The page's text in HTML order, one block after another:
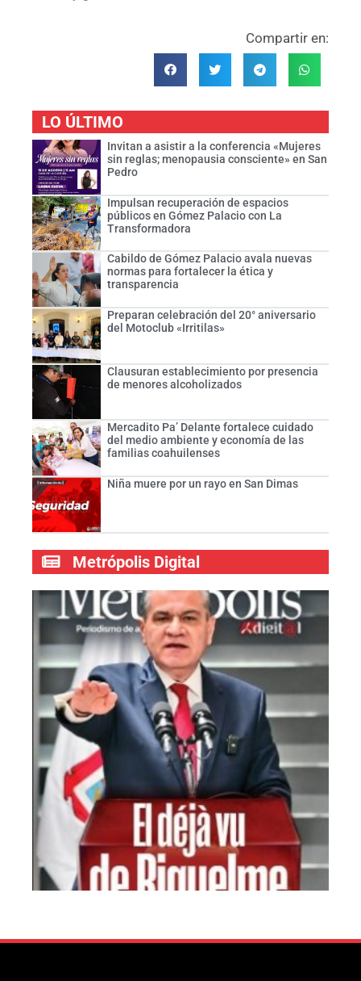
Compartir en:
LO ÚLTIMO
Invitan a asistir a la conferencia «Mujeres
sin reglas; menopausia consciente» en San
Pedro
Impulsan recuperación de espacios
públicos en Gómez Palacio con La
Transformadora
Cabildo de Gómez Palacio avala nuevas
normas para fortalecer la ética y
transparencia
Preparan celebración del 20° aniversario
del Motoclub «Irritilas»
Clausuran establecimiento por presencia
de menores alcoholizados
Mercadito Pa’ Delante fortalece cuidado
del medio ambiente y economía de las
familias coahuilenses
Niña muere por un rayo en San Dimas
Metrópolis Digital